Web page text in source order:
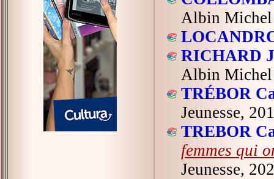
Albin Michel
RICHARD
Albin Michel
TRÉBOR
Jeunesse,
TREBOR
femmes qui
Jeunesse,